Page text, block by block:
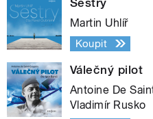
Martin Uhlíř
Koupit
Válečný pilot
Antoine De
Vladimír Rusko